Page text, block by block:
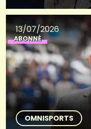
13/07/2026
ABONNÉ
OMNISPORTS